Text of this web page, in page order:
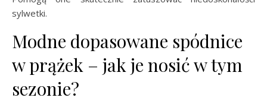
sylwetki.
Modne dopasowane spódnice
w prążek – jak je nosić w tym
sezonie?